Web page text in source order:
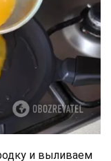
и выливаем